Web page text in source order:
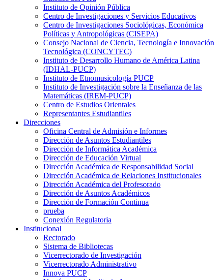
Instituto de Opinión Pública
Centro de Investigaciones y Servicios Educativos
Centro de Investigaciones Sociológicas, Económica
Políticas y Antropológicas (CISEPA)
Consejo Nacional de Ciencia, Tecnología e Innovación
Tecnológica (CONCYTEC)
Instituto de Desarrollo Humano de América Latina
(IDHAL-PUCP)
Instituto de Etnomusicología PUCP
Instituto de Investigación sobre la Enseñanza de las
Matemáticas (IREM-PUCP)
Centro de Estudios Orientales
Representantes Estudiantiles
Direcciones
Oficina Central de Admisión e Informes
Dirección de Asuntos Estudiantiles
Dirección de Informática Académica
Dirección de Educación Virtual
Dirección Académica de Responsabilidad Social
Dirección Académica de Relaciones Institucionales
Dirección Académica del Profesorado
Dirección de Asuntos Académicos
Dirección de Formación Continua
prueba
Conexión Regulatoria
Institucional
Rectorado
Sistema de Bibliotecas
Vicerrectorado de Investigación
Vicerrectorado Administrativo
Innova PUCP